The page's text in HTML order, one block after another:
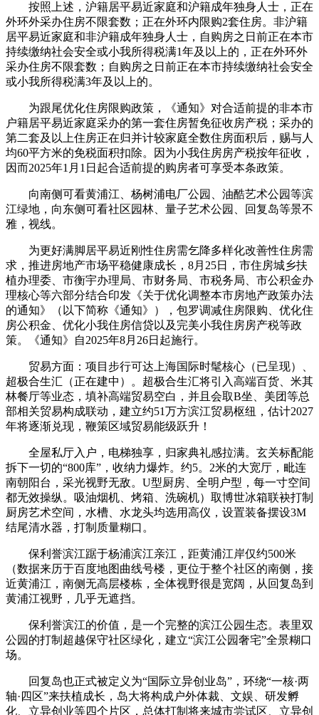
按照上述，沪籍居平易近家庭和沪籍成年独身人士，正在
外环外采办住房不限套数；正在外环内限购2套住房。非沪籍
居平易近家庭和非沪籍成年独身人士，自购房之日前正在本市
持续缴纳社会安全或小我所得税满1年及以上的，正在外环外
采办住房不限套数；自购房之日前正在本市持续缴纳社会安全
或小我所得税满3年及以上的。
为跟尾优化住房限购政策，《通知》对合适前提的非本市
户籍居平易近家庭采办的第一套住房暂免征收房产税；采办的
第二套及以上住房正在归并计较家庭全数住房面积后，赐与人
均60平方米的免税面积扣除。因为小我住房房产税按年征收，
因而2025年1月1日起合适前提的购房者可享受本条政策。
向南侧可看黄浦江、杨树浦电厂公园、油酷艺术公园等滨
江绿地，向东侧可看社区园林、量子艺术公园、回复岛等景不
雅，视线。
为更好满脚居平易近刚性住房需乞降多样化改善性住房需
求，推进房地产市场平稳健康成长，8月25日，市住房城乡扶
植办理委、市衡宇办理局、市财务局、市税务局、市公积金办
理核心等六部分结合印发《关于优化调整本市房地产政策办法
的通知》（以下简称《通知》），包罗调减住房限购、优化住
房公积金、优化小我住房信贷以及完美小我住房房产税等政
策。《通知》自2025年8月26日起施行。
贸易方面：项目步行可达上海国际时髦核心（已呈现）、
超极合生汇（正在建中）。超极合生汇将引入高端百货、米其
林餐厅等业态，填补高端贸易空白，并且会取B坐、美团等总
部相关贸易构成联动，建立约51万方滨江贸易枢纽，估计2027
年将逐渐兑现，鞭策区域贸易能级跃升！
全屋私厅入户，电梯独享，归家典礼感拉满。玄关标配能
拆下一切的“800库”，收纳力爆炸。约5。2米的大宽厅，毗连
南朝阳台，采光视野无敌。U型厨房、全明户型，每一寸空间
都无效操纵。吸油烟机、烤箱、洗碗机）取博世冰箱联袂打制
厨房艺术空间，水槽、水龙头均选用高仪，设置装备摆设3M
结尾清水器，打制质量糊口。
保利誉滨江踞于杨浦滨江亲江，距黄浦江岸仅约500米
（数据来历于百度地图曲线号楼，更位于整个社区的南侧，接
近黄浦江，南侧无高层楼栋，全体视野很是宽阔，从回复岛到
黄浦江视野，几乎无遮挡。
保利誉滨江的价值，是一个完整的滨江公园生态。表里双
公园的打制超越保守社区绿化，建立“滨江公园奢宅”全景糊口
场。
回复岛也正式被定义为“国际立异创业岛”，环绕“⼀核·两
轴·四区”来扶植成长，岛大将构成户外体裁、文娱、研发孵
化、立异创业等四个片区，总体打制将来城市尝试区、立异创